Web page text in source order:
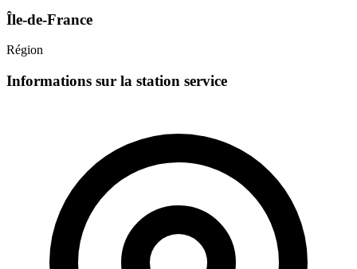
Île-de-France
Région
Informations sur la station service